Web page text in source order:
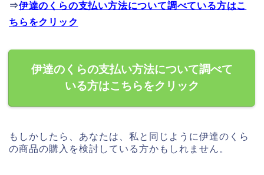
⇒伊達のくらの支払い方法について調べている方はこ
ちらをクリック
伊達のくらの支払い方法について調べて
いる方はこちらをクリック
もしかしたら、あなたは、私と同じように伊達のくら
の商品の購入を検討している方かもしれません。